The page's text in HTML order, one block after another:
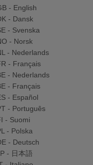
- English
- Dansk
- Svenska
- Norsk
- Nederlands
- Français
- Nederlands
- Français
- Español
- Português
- Suomi
- Polska
- Deutsch
- 日本語